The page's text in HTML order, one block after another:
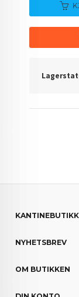
NYHETSBREV
OM BUTIKKEN